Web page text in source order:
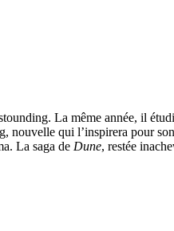
La même année, il
nouvelle qui l’inspirera pour
La saga de Dune, restée